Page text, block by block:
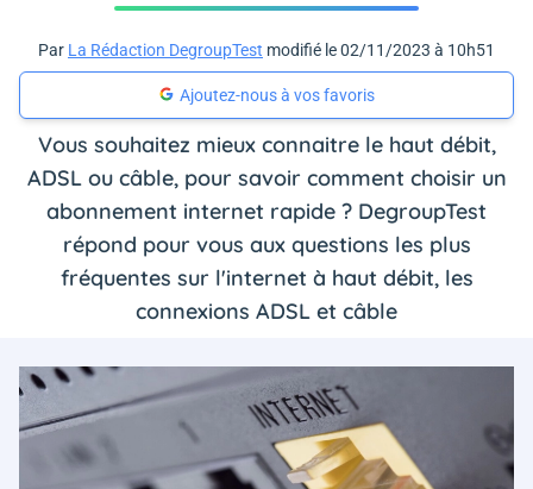
Par La Rédaction DegroupTest modifié le 02/11/2023 à 10h51
Ajoutez-nous à vos favoris
Vous souhaitez mieux connaitre le haut débit,
ADSL ou câble, pour savoir comment choisir un
abonnement internet rapide ? DegroupTest
répond pour vous aux questions les plus
fréquentes sur l'internet à haut débit, les
connexions ADSL et câble